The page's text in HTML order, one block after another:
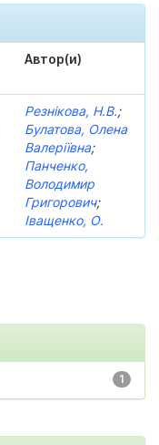
Автор(и)
Резнікова, Н.В.;
Булатова, Олена
Валеріївна;
Панченко,
Володимир
Григорович;
Іващенко, О.
1